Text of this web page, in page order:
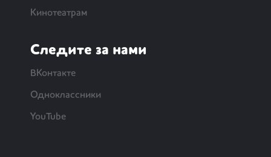
Кинотеатрам
Следите за нами
ВКонтакте
Одноклассники
YouTube